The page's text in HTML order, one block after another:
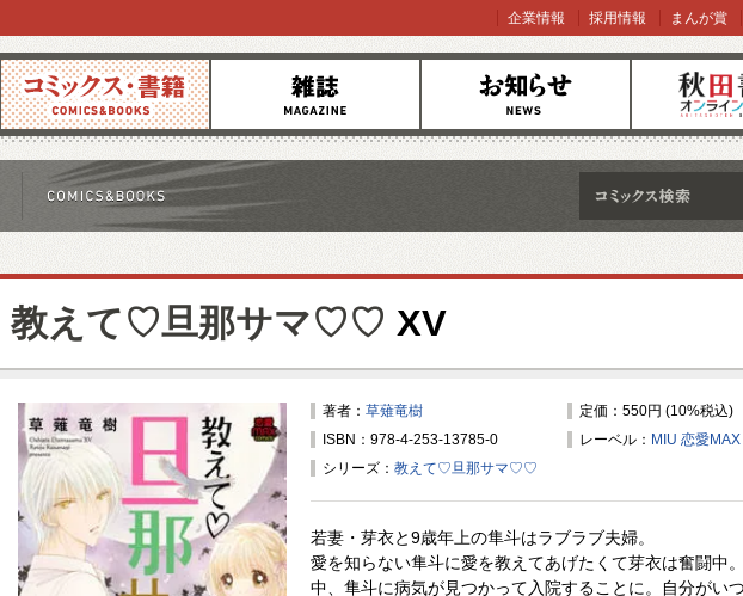
コミックス 雑誌 お知らせ オンラインショ
企業情報 採用情報 まんが賞
教えて♡旦那サマ♡♡ XV
著者： 草薙竜樹
定価：550円 (10%税込)
ISBN：978-4-253-13785-0
レーベル： MIU 恋愛
シリーズ： 教えて♡旦那サマ♡♡
若妻・芽衣と9歳年上の隼斗はラブラブ夫婦。
愛を知らない隼斗に愛を教えてあげたくて芽衣は奮闘中
中、隼斗に病気が見つかって入院することに。自分がい